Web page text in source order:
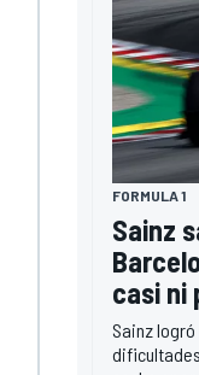
FORMULA 1
Sainz
casi ni
Sainz